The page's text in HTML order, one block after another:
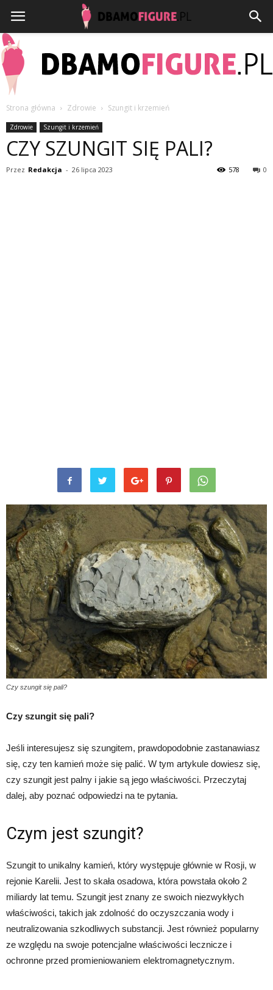
Strona główna Zdrowie Szungit i krzemień
Zdrowie Szungit i krzemień
CZY SZUNGIT SIĘ PALI?
Przez Redakcja - 26 lipca 2023 0
578
Czy szungit się pali?
Czy szungit się pali?
Jeśli interesujesz się szungitem, prawdopodobnie zastanawiasz
się, czy ten kamień może się palić. W tym artykule dowiesz się,
czy szungit jest palny i jakie są jego właściwości. Przeczytaj
dalej, aby poznać odpowiedzi na te pytania.
Czym jest szungit?
Szungit to unikalny kamień, który występuje głównie w Rosji, w
rejonie Karelii. Jest to skała osadowa, która powstała około 2
miliardy lat temu. Szungit jest znany ze swoich niezwykłych
właściwości, takich jak zdolność do oczyszczania wody i
neutralizowania szkodliwych substancji. Jest również popularny
ze względu na swoje potencjalne właściwości lecznicze i
ochronne przed promieniowaniem elektromagnetycznym.